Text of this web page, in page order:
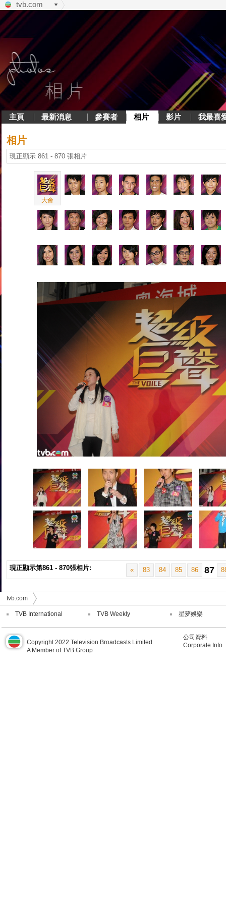
tvb.com
主頁 最新消息 參賽者 相片 影片 我最喜
相片
現正顯示 861 - 870 張相片
大會
現正顯示第861 - 870張相片: « 83 84 85 86 87
tvb.com
TVB International TVB Weekly 星夢娛樂
Copyright 2022 Television Broadcasts Limited
A Member of TVB Group
公司資料
Corporate Info